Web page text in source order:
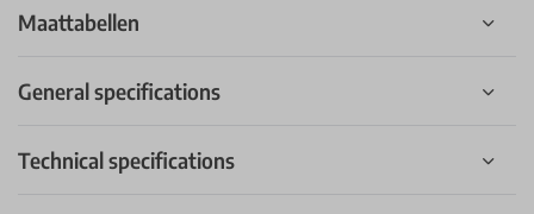
Maattabellen
General specifications
Technical specifications